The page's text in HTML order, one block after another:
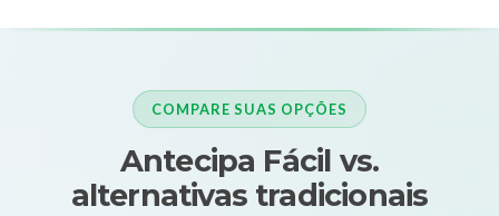
COMPARE SUAS OPÇÕES
Antecipa Fácil vs.
alternativas tradicionais